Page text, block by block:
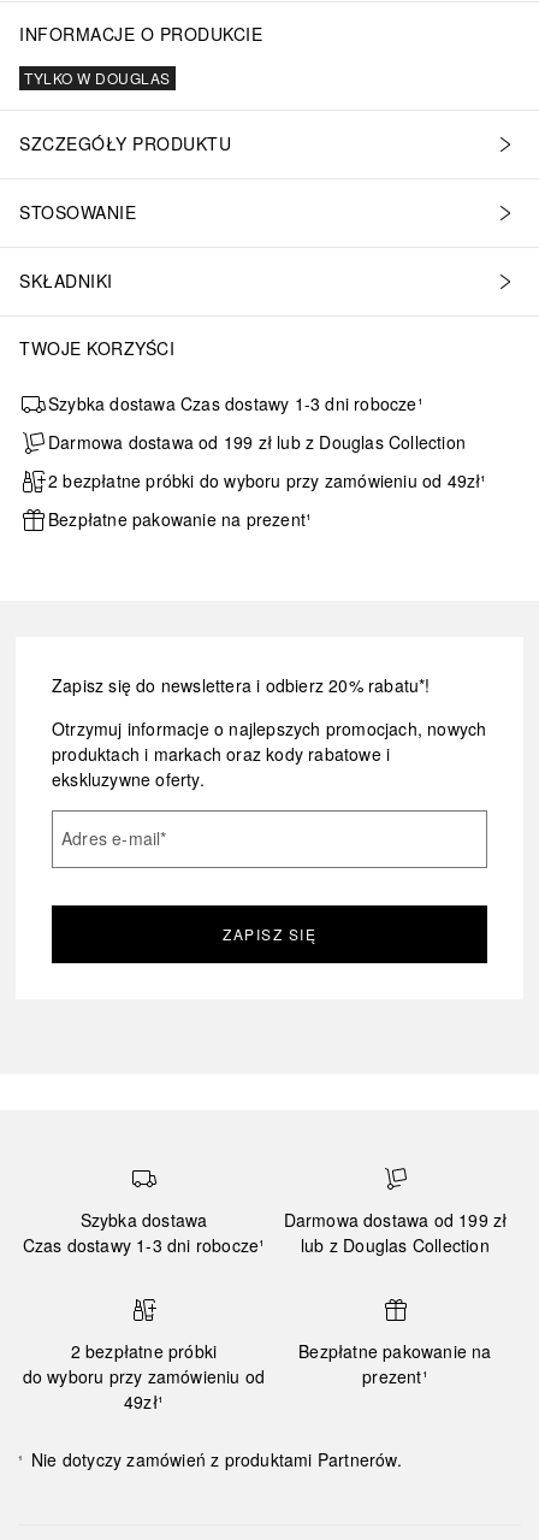
INFORMACJE O PRODUKCIE
TYLKO W DOUGLAS
SZCZEGÓŁY PRODUKTU
STOSOWANIE
SKŁADNIKI
TWOJE KORZYŚCI
Szybka dostawa Czas dostawy 1-3 dni robocze¹
Darmowa dostawa od 199 zł lub z Douglas Collection
2 bezpłatne próbki do wyboru przy zamówieniu od 49zł¹
Bezpłatne pakowanie na prezent¹
Zapisz się do newslettera i odbierz 20% rabatu*!
Otrzymuj informacje o najlepszych promocjach, nowych
produktach i markach oraz kody rabatowe i
ekskluzywne oferty.
Adres e-mail*
ZAPISZ SIĘ
Szybka dostawa
Czas dostawy 1-3 dni robocze¹
Darmowa dostawa od 199 zł
lub z Douglas Collection
2 bezpłatne próbki
do wyboru przy zamówieniu od
49zł¹
Bezpłatne pakowanie na
prezent¹
¹ Nie dotyczy zamówień z produktami Partnerów.